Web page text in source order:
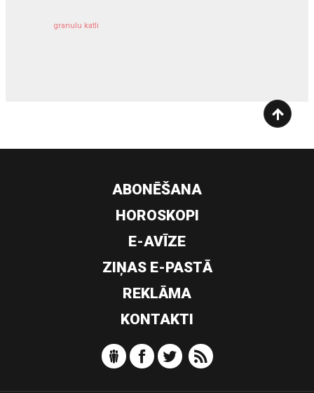
granulu katli
ABONĒŠANA
HOROSKOPI
E-AVĪZE
ZIŅAS E-PASTĀ
REKLĀMA
KONTAKTI